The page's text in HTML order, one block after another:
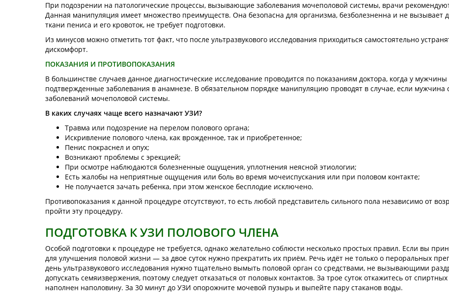
При подозрении на патологические процессы, вызывающие заболевания мочеполовой системы, врачи рекомендуют
Данная манипуляция имеет множество преимуществ. Она безопасна для организма, безболезненна и не вызывает
ткани пениса и его кровоток, не требует подготовки.
Из минусов можно отметить тот факт, что после ультразвукового исследования приходиться самостоятельно
дискомфорт.
ПОКАЗАНИЯ И ПРОТИВОПОКАЗАНИЯ
В большинстве случаев данное диагностические исследование проводится по показаниям доктора, когда у
подтвержденные заболевания в анамнезе. В обязательном порядке манипуляцию проводят в случае, если
заболеваний мочеполовой системы.
В каких случаях чаще всего назначают УЗИ?
Травма или подозрение на перелом полового органа;
Искривление полового члена, как врожденное, так и приобретенное;
Пенис покраснел и опух;
Возникают проблемы с эрекцией;
При осмотре наблюдаются болезненные ощущения, уплотнения неясной этиологии;
Есть жалобы на неприятные ощущения или боль во время мочеиспускания или при половом контакте;
Не получается зачать ребенка, при этом женское бесплодие исключено.
Противопоказания к данной процедуре отсутствуют, то есть любой представитель сильного пола независимо от
пройти эту процедуру.
ПОДГОТОВКА К УЗИ ПОЛОВОГО ЧЛЕНА
Особой подготовки к процедуре не требуется, однако желательно соблюсти несколько простых правил. Если вы
для улучшения половой жизни — за двое суток нужно прекратить их приём. Речь идёт не только о пероральных
день ультразвукового исследования нужно тщательно вымыть половой орган со средствами, не вызывающими
допускать семяизвержения, поэтому следует отказаться от половых контактов. За трое суток откажитесь от
наполнен наполовину. За 30 минут до УЗИ опорожните мочевой пузырь и выпейте пару стаканов воды.